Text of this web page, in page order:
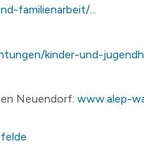
familienarbeit/...
kinder-und-
Neuendorf: www.alep-